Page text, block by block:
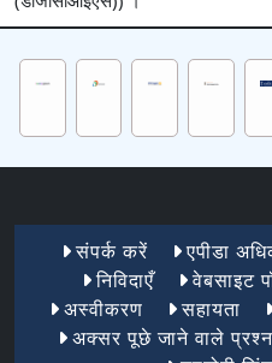
Footer Menu 1
संपर्क करें एपीडा
निविदाएँ
वेबसाइट
अस्वीकरण
सहायता
अक्सर पूछे जाने वाले प्रश्न